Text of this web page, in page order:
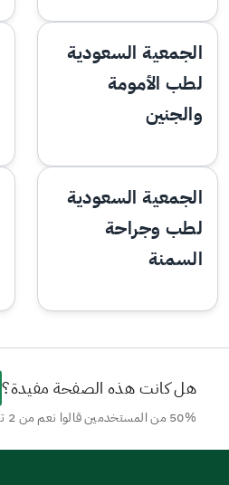
الجمعية السعودية
لطب الأمومة
والجنين
الجمعية السعودية
لطب وجراحة
السمنة
هل كانت هذه الصفحة مفيدة؟
50% من المستخدمين قالوا نعم من 2 تعليق